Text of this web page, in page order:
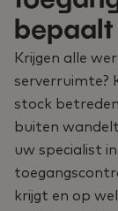
bepaalt
Krijgen alle
serverruimte?
stock
buiten
uw specialist
krijgt en op